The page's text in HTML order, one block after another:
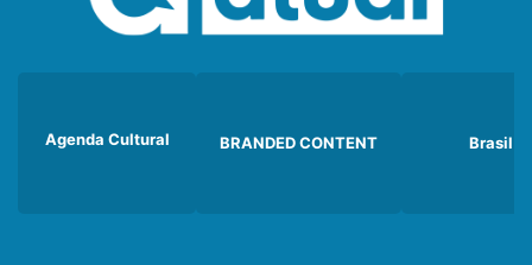
Agenda Cultural BRANDED CONTENT Brasil